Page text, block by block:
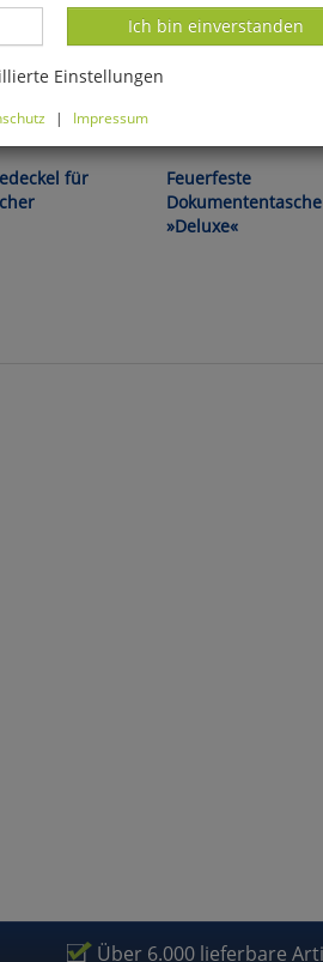
verwendbar!
für
Feuerfeste
Dokumententasche
»Deluxe«
Über 6.000 lieferbare
Datenverarbeitung -
Ich bin einverstanden
-
Einstellungen
| Impressum
nur mit zwingend notwendigen
auf Basis Ihrer Einstellungen
Seite zur Verfügung stehen.
Einstellungen jederzeit widerrufen